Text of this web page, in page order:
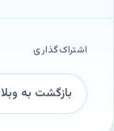
اشتراک‌گذاری
بازگشت به